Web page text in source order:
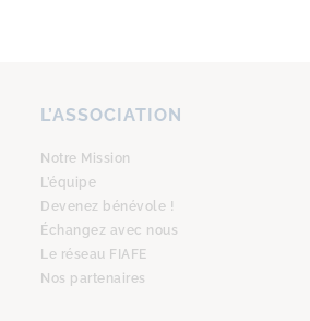
L’ASSOCIATION
Notre Mission
L’équipe
Devenez bénévole !
Échangez avec nous
Le réseau FIAFE
Nos partenaires